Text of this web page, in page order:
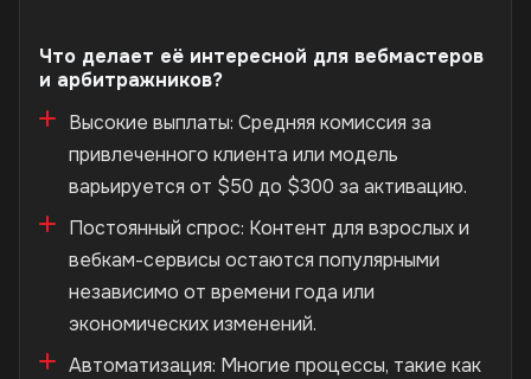
Что делает её интересной для вебмастеров
и арбитражников?
Высокие выплаты: Средняя комиссия за
привлеченного клиента или модель
варьируется от $50 до $300 за активацию.
Постоянный спрос: Контент для взрослых и
вебкам-сервисы остаются популярными
независимо от времени года или
экономических изменений.
Автоматизация: Многие процессы, такие как